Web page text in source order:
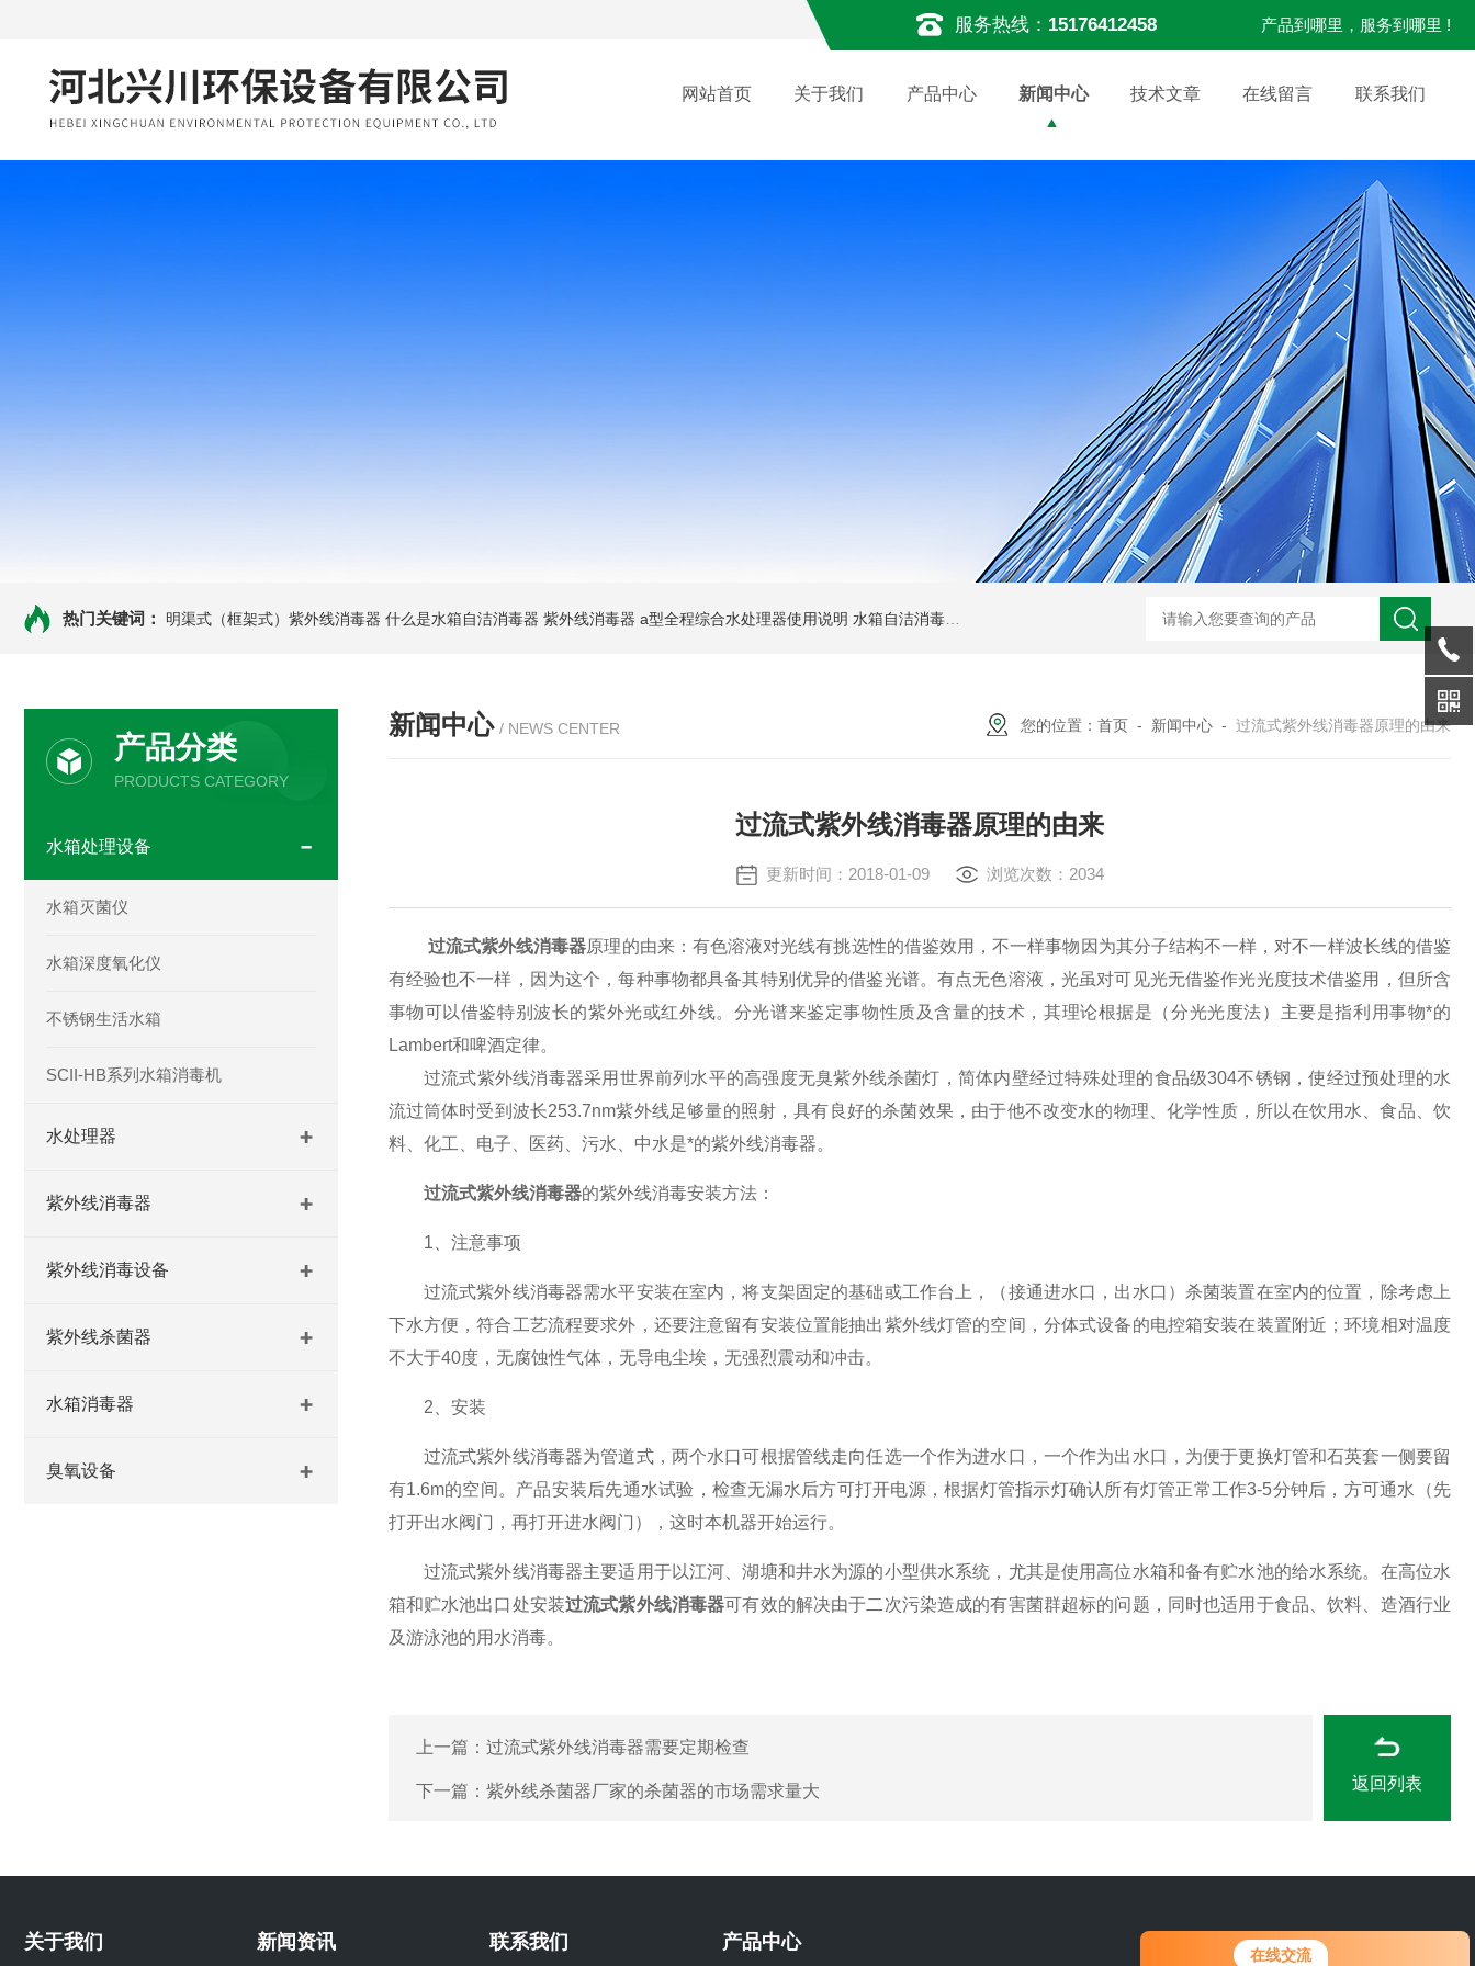
在线交流
服务热线： 15176412458 产品到哪里，服务到哪里 !
网站首页 关于我们 产品中心 新闻中心 技术文章 在线留言 联系我们
热门关键词： 明渠式（框架式）紫外线消毒器 什么是水箱自洁消毒器 紫外线消毒器 a型全程综合水处理器使用说明 水箱自洁消毒器 a型全程综合水处理器应用范围 水箱自洁消毒器 a型全程综合水处理器安装
产品分类
PRODUCTS CATEGORY
水箱处理设备
水箱灭菌仪
水箱深度氧化仪
不锈钢生活水箱
SCII-HB系列水箱消毒机
水处理器
紫外线消毒器
紫外线消毒设备
紫外线杀菌器
水箱消毒器
臭氧设备
新闻中心 / NEWS CENTER 您的位置： 首页 - 新闻中心 - 过流式紫外线消毒器原理的由来
过流式紫外线消毒器原理的由来
更新时间：2018-01-09 浏览次数：2034
过流式紫外线消毒器原理的由来：有色溶液对光线有挑选性的借鉴效用，不一样事物因为其分子结构不一样，对不一样波长线的借鉴
有经验也不一样，因为这个，每种事物都具备其特别优异的借鉴光谱。有点无色溶液，光虽对可见光无借鉴作光光度技术借鉴用，但所含
事物可以借鉴特别波长的紫外光或红外线。分光谱来鉴定事物性质及含量的技术，其理论根据是（分光光度法）主要是指利用事物*的
Lambert和啤酒定律。
过流式紫外线消毒器采用世界前列水平的高强度无臭紫外线杀菌灯，简体内壁经过特殊处理的食品级304不锈钢，使经过预处理的水
流过筒体时受到波长253.7nm紫外线足够量的照射，具有良好的杀菌效果，由于他不改变水的物理、化学性质，所以在饮用水、食品、饮
料、化工、电子、医药、污水、中水是*的紫外线消毒器。
过流式紫外线消毒器的紫外线消毒安装方法：
1、注意事项
过流式紫外线消毒器需水平安装在室内，将支架固定的基础或工作台上，（接通进水口，出水口）杀菌装置在室内的位置，除考虑上
下水方便，符合工艺流程要求外，还要注意留有安装位置能抽出紫外线灯管的空间，分体式设备的电控箱安装在装置附近；环境相对温度
不大于40度，无腐蚀性气体，无导电尘埃，无强烈震动和冲击。
2、安装
过流式紫外线消毒器为管道式，两个水口可根据管线走向任选一个作为进水口，一个作为出水口，为便于更换灯管和石英套一侧要留
有1.6m的空间。产品安装后先通水试验，检查无漏水后方可打开电源，根据灯管指示灯确认所有灯管正常工作3-5分钟后，方可通水（先
打开出水阀门，再打开进水阀门），这时本机器开始运行。
过流式紫外线消毒器主要适用于以江河、湖塘和井水为源的小型供水系统，尤其是使用高位水箱和备有贮水池的给水系统。在高位水
箱和贮水池出口处安装过流式紫外线消毒器可有效的解决由于二次污染造成的有害菌群超标的问题，同时也适用于食品、饮料、造酒行业
及游泳池的用水消毒。
上一篇： 过流式紫外线消毒器需要定期检查
下一篇： 紫外线杀菌器厂家的杀菌器的市场需求量大 返回列表
关于我们 新闻资讯 联系我们 产品中心 0311-84889246